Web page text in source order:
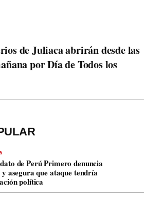
de Juliaca abrirán desde las
por Día de Todos los
de Perú Primero denuncia
asegura que ataque tendría
política